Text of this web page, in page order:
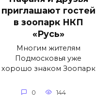
приглашают гостей
в зоопарк НКП
«Русь»
Многим жителям
Подмосковья уже
хорошо знаком Зоопарк
0 144